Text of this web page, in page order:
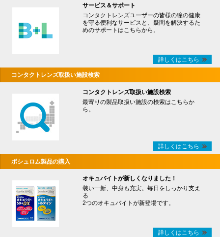
サービス＆サポート
コンタクトレンズユーザーの皆様の瞳の健康
を守る便利なサービスと、疑問を解決するた
めのサポートはこちらから。
詳しくはこちら
コンタクトレンズ取扱い施設検索
コンタクトレンズ取扱い施設検索
最寄りの製品取扱い施設の検索はこちらか
ら。
詳しくはこちら
ボシュロム製品の購入
オキュバイトが新しくなりました！
装い一新、中身も充実。毎日をしっかり支え
る
2つのオキュバイトが新登場です。
詳しくはこちら